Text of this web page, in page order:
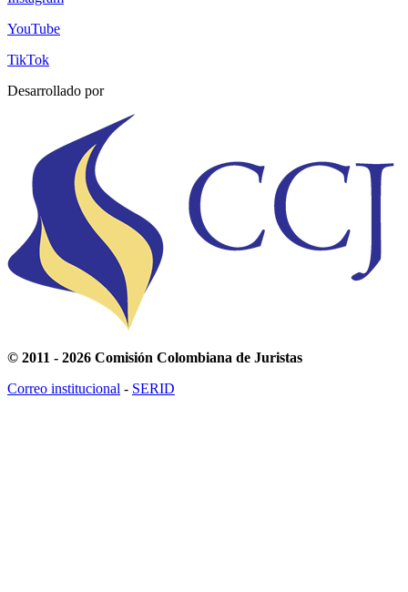
YouTube
TikTok
Desarrollado por
© 2011 - 2026 Comisión Colombiana de Juristas
Correo institucional - SERID